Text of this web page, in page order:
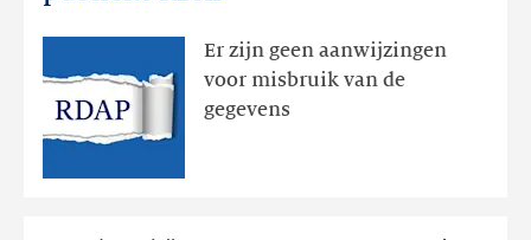
Er zijn geen aanwijzingen
voor misbruik van de
gegevens
bedoeld
zichtbaar
geweest
publieke